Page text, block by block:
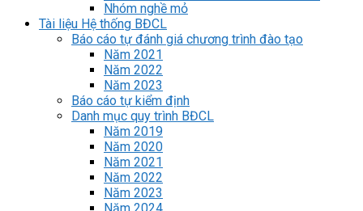
Nhóm nghề mỏ
Tài liệu Hệ thống BĐCL
Báo cáo tự đánh giá chương trình đào tạo
Năm 2021
Năm 2022
Năm 2023
Báo cáo tự kiểm định
Danh mục quy trình BĐCL
Năm 2019
Năm 2020
Năm 2021
Năm 2022
Năm 2023